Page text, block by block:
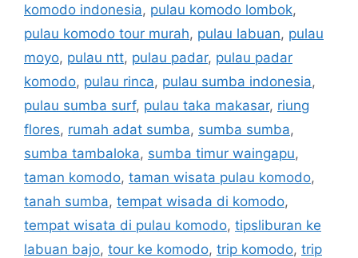
komodo indonesia, pulau komodo lombok,
pulau komodo tour murah, pulau labuan, pulau
moyo, pulau ntt, pulau padar, pulau padar
komodo, pulau rinca, pulau sumba indonesia,
pulau sumba surf, pulau taka makasar, riung
flores, rumah adat sumba, sumba sumba,
sumba tambaloka, sumba timur waingapu,
taman komodo, taman wisata pulau komodo,
tanah sumba, tempat wisada di komodo,
tempat wisata di pulau komodo, tipsliburan ke
labuan bajo, tour ke komodo, trip komodo, trip